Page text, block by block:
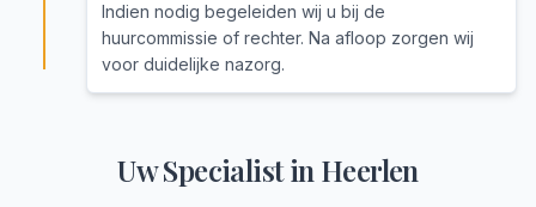
Indien nodig begeleiden wij u bij de
huurcommissie of rechter. Na afloop zorgen wij
voor duidelijke nazorg.
Uw Specialist in Heerlen